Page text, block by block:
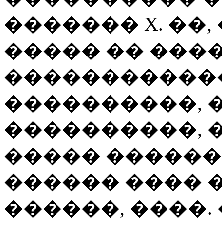
������� X.
����� ��
����������,
����������,
�����
������ ����
������,